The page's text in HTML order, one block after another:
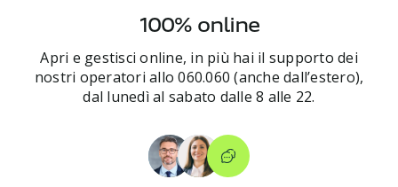
100% online
Apri e gestisci online, in più hai il supporto dei
nostri operatori allo 060.060 (anche dall’estero),
dal lunedì al sabato dalle 8 alle 22.​